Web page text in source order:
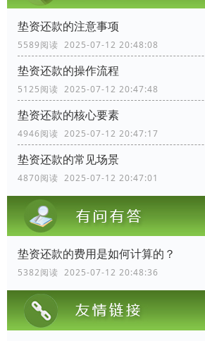
垫资还款的注意事项
5589阅读 2025-07-12 20:48:08
垫资还款的操作流程
5125阅读 2025-07-12 20:47:48
垫资还款的核心要素
4946阅读 2025-07-12 20:47:17
垫资还款的常见场景
4870阅读 2025-07-12 20:47:01
垫资还款的费用是如何计算的？
5382阅读 2025-07-12 20:48:36